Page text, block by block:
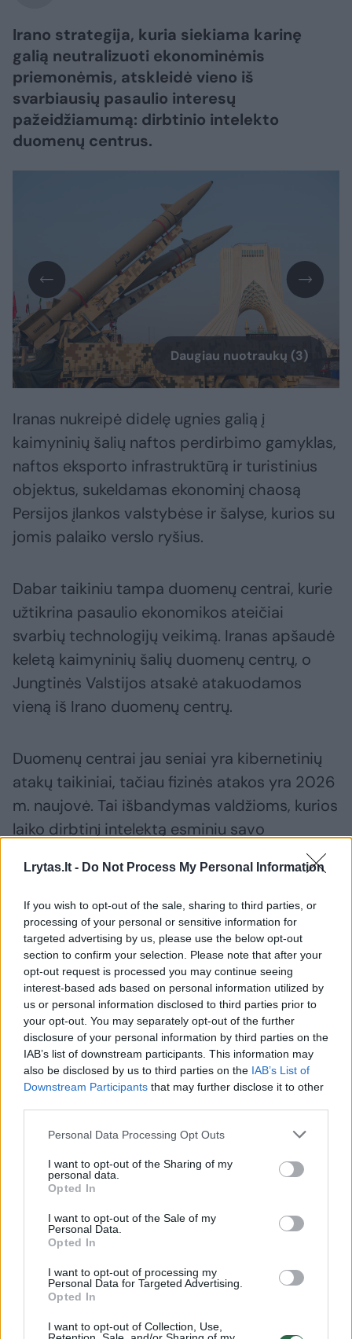
Lrytas.lt - Do Not Process My Personal Information
If you wish to opt-out of the sale, sharing to third parties, or
processing of your personal or sensitive information for
targeted advertising by us, please use the below opt-out
section to confirm your selection. Please note that after your
opt-out request is processed you may continue seeing
interest-based ads based on personal information utilized by
us or personal information disclosed to third parties prior to
your opt-out. You may separately opt-out of the further
disclosure of your personal information by third parties on the
IAB’s list of downstream participants. This information may
also be disclosed by us to third parties on the IAB’s List of
Downstream Participants that may further disclose it to other
Personal Data Processing Opt Outs
I want to opt-out of the Sharing of my
personal data.
Opted In
I want to opt-out of the Sale of my
Personal Data.
Opted In
I want to opt-out of processing my
Personal Data for Targeted Advertising.
Opted In
I want to opt-out of Collection, Use,
Irano strategija, kuria siekiama karinę
galią neutralizuoti ekonominėmis
priemonėmis, atskleidė vieno iš
svarbiausių pasaulio interesų
pažeidžiamumą: dirbtinio intelekto
duomenų centrus.
Daugiau nuotraukų (3)
Iranas nukreipė didelę ugnies galią į
kaimyninių šalių naftos perdirbimo gamyklas,
naftos eksporto infrastruktūrą ir turistinius
objektus, sukeldamas ekonominį chaosą
Persijos įlankos valstybėse ir šalyse, kurios su
jomis palaiko verslo ryšius.
Dabar taikiniu tampa duomenų centrai, kurie
užtikrina pasaulio ekonomikos ateičiai
svarbių technologijų veikimą. Iranas apšaudė
keletą kaimyninių šalių duomenų centrų, o
Jungtinės Valstijos atsakė atakuodamos
vieną iš Irano duomenų centrų.
Duomenų centrai jau seniai yra kibernetinių
atakų taikiniai, tačiau fizinės atakos yra 2026
m. naujovė. Tai išbandymas valdžioms, kurios
laiko dirbtinį intelektą esminiu savo
augimui, taip pat pramonei, kuri viską
pastatė ant brangių duomenų centrų
statybos visame pasaulyje.
Dirbtinis intelektas karyboje: ar mašina
galės savarankiškai priimti sprendimą
naikinti priešą?
Naujas karo frontas
Iranas ir Jungtinės Valstijos užpuolė